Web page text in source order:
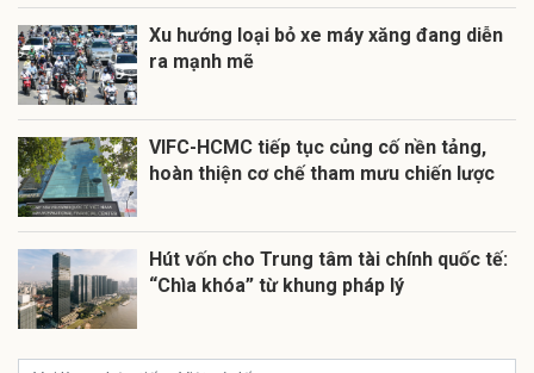
Xu hướng loại bỏ xe máy xăng đang diễn
ra mạnh mẽ
VIFC-HCMC tiếp tục củng cố nền tảng,
hoàn thiện cơ chế tham mưu chiến lược
Hút vốn cho Trung tâm tài chính quốc tế:
“Chìa khóa” từ khung pháp lý